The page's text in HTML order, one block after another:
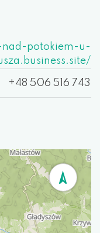
potokiem-u-
+48 506 516 743